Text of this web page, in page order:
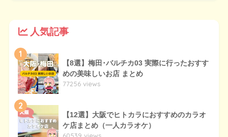
人気記事
1
【8選】梅田･バルチカ03 実際に行ったおすす
めの美味しいお店 まとめ
77256 views
2
【12選】大阪でヒトカラにおすすめのカラオ
ケ店まとめ（一人カラオケ）